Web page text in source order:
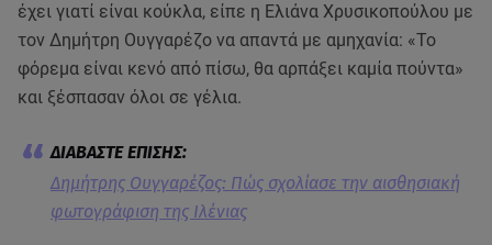
έχει γιατί είναι κούκλα, είπε η Ελιάνα Χρυσικοπούλου με
τον Δημήτρη Ουγγαρέζο να απαντά με αμηχανία: «Το
φόρεμα είναι κενό από πίσω, θα αρπάξει καμία πούντα»
και ξέσπασαν όλοι σε γέλια.
Δημήτρης Ουγγαρέζος: Πώς σχολίασε την αισθησιακή
φωτογράφιση της Ιλένιας